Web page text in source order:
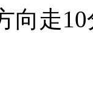
走10